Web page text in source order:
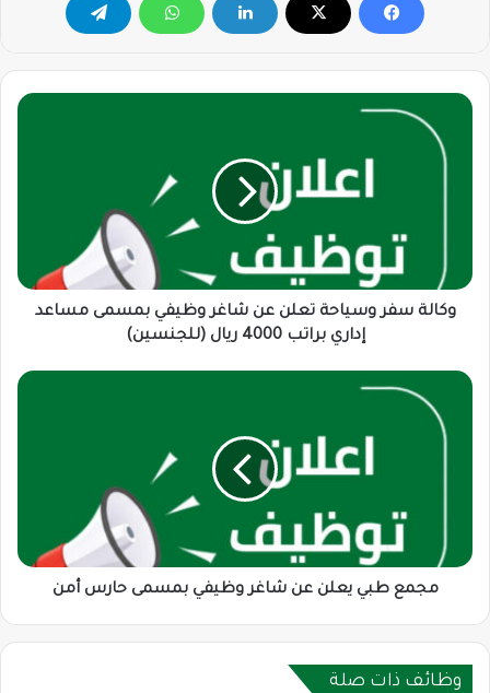
وكالة
وسياحة
مساعد
إداري
ريال
(للجنسين)
وكالة سفر وسياحة تعلن عن شاغر وظيفي بمسمى مساعد
إداري براتب 4000 ريال (للجنسين)
مجمع
يعلن
أمن
مجمع طبي يعلن عن شاغر وظيفي بمسمى حارس أمن
وظائف ذات صلة